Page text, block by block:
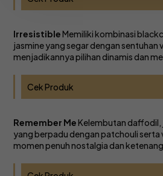
IrresistibleMemiliki kombinasi
jasmine yang segar dengan sentuhan
menjadikannya pilihan dinamis dan
Cek Produk
Remember MeKelembutan daffodil,
yang berpadu dengan patchouli serta
momen penuh nostalgia dan